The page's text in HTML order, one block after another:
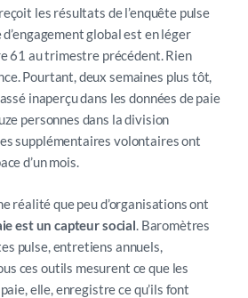
les résultats de l’enquête pulse
global est en léger
61 au trimestre précédent. Rien
Pourtant, deux semaines plus tôt,
inaperçu dans les données de paie
personnes dans la division
supplémentaires volontaires ont
d’un mois.
réalité que peu d’organisations ont
est un capteur social . Baromètres
pulse, entretiens annuels,
ces outils mesurent ce que les
elle, enregistre ce qu’ils font